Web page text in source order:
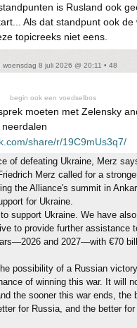
is Rusland ook
Als dat standpunt ook de
topicreeks niet eens.
woensdag 8 juli 2026 @ 20:11 • 48
begin ook een voedselbos
moeten met Zelensky
share/r/19C9mUs3q7/
of defeating Ukraine, Merz
Merz called for a
the Alliance's summit in
for Ukraine.
support Ukraine. We have
to provide further assistance
and 2027—with €70
possibility of a Russian
of winning this war. It will
the sooner this war ends, the
for Russia, and the better